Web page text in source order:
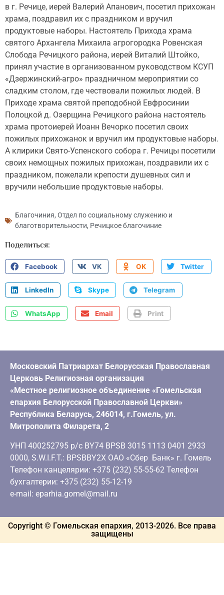
в г. Речице, иерей Валерий Апанович, посетил прихожан
храма, поздравил их с праздником и вручил
продуктовые наборы. Настоятель Прихода храма
святого Архангела Михаила агрогородка Ровенская
Слобода Речицкого района, иерей Виталий Штойко,
принял участие в организованном руководством КСУП
«Дзержинский-агро» праздничном мероприятии со
сладким столом, где чествовали пожилых людей. В
Приходе храма святой преподобной Евфросинии
Полоцкой д. Озерщина Речицкого района настоятель
храма протоиерей Иоанн Вечорко посетил своих
пожилых прихожанок и вручил им продуктовые наборы.
А клирики Свято-Успенского собора г. Речицы посетили
своих немощных пожилых прихожан, поздравили их с
праздником, пожелали крепости душевных сил и
вручили небольшие продуктовые наборы.
Благочиния, Отдел по социальному служению и
благотворительности, Речицкое благочиние
Поделиться:
Facebook VK OK Twitter
LinkedIn Skype Telegram
WhatsApp Email Print
Московский Патриархат Белорусская Православная
Церковь Религиозная организация
«Местное религиозное объединение «Гомельская
епархия Белорусской Православной Церкви»
Республика Беларусь, 246014, г.Гомель, ул.
Митрополита Филарета, 2
УНП 400252795 р/с BY74 BPSB 3015 1113 0401 2933
0000, S.W.I.F.T.: BPSBBY2X ОАО «Сбер Банк» г. Гомель
Телефон канцелярии: +375 (232) 55-55-62 Телефон
бухгалтерии: +375 (232) 55-12-19
e-mail: eparhia.gomel@mail.ru
Copyright © Гомельская епархия, 2013-2026. Все права
защищены